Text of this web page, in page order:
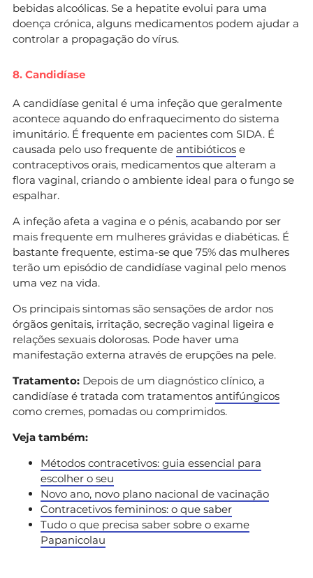
bebidas alcoólicas. Se a hepatite evolui para uma
doença crónica, alguns medicamentos podem ajudar a
controlar a propagação do vírus.
8. Candidíase
A candidíase genital é uma infeção que geralmente
acontece aquando do enfraquecimento do sistema
imunitário. É frequente em pacientes com SIDA. É
causada pelo uso frequente de antibióticos e
contraceptivos orais, medicamentos que alteram a
flora vaginal, criando o ambiente ideal para o fungo se
espalhar.
A infeção afeta a vagina e o pénis, acabando por ser
mais frequente em mulheres grávidas e diabéticas. É
bastante frequente, estima-se que 75% das mulheres
terão um episódio de candidíase vaginal pelo menos
uma vez na vida.
Os principais sintomas são sensações de ardor nos
órgãos genitais, irritação, secreção vaginal ligeira e
relações sexuais dolorosas. Pode haver uma
manifestação externa através de erupções na pele.
Tratamento: Depois de um diagnóstico clínico, a
candidíase é tratada com tratamentos antifúngicos
como cremes, pomadas ou comprimidos.
Veja também:
Métodos contracetivos: guia essencial para
escolher o seu
Novo ano, novo plano nacional de vacinação
Contracetivos femininos: o que saber
Tudo o que precisa saber sobre o exame
Papanicolau